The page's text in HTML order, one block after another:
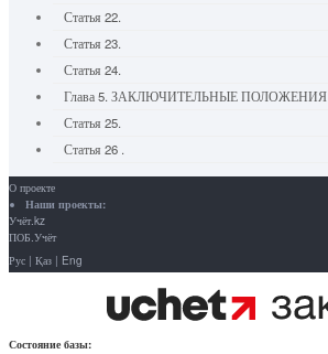
Статья 22.
Статья 23.
Статья 24.
Глава 5. ЗАКЛЮЧИТЕЛЬНЫЕ ПОЛОЖЕНИЯ
Статья 25.
Статья 26 .
О проекте
Наши проекты:
Учёт.kz
ПОБ.Учёт
Рус | Қаз | Eng
Состояние базы: